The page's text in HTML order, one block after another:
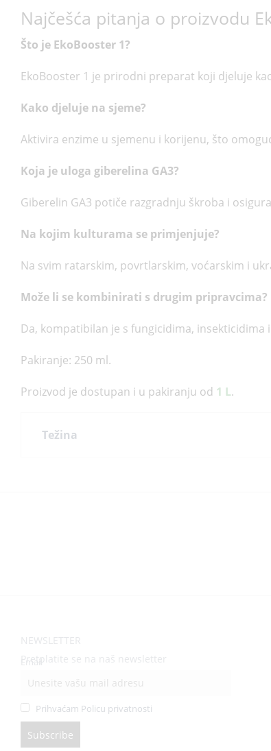
Najčešća pitanja o proizvodu
Što je EkoBooster 1?
EkoBooster 1 je prirodni preparat koji djeluje
Kako djeluje na sjeme?
Aktivira enzime u sjemenu i korijenu, što
Koja je uloga gibere­lina GA3?
Gibere­lin GA3 potiče razgradnju škroba i
Na kojim kulturama se primjenjuje?
Na svim ratarskim, povrtlarskim, voćarskim i
Može li se kombinirati s drugim pripravcima?
Da, kompatibilan je s fungicidima,
Pakiranje: 250 ml.
Proizvod je dostupan i u pakiranju od 1 L.
Težina
NEWSLETTER
Pretplatite se na naš newsletter
Email
Prihvaćam Policu privatnosti